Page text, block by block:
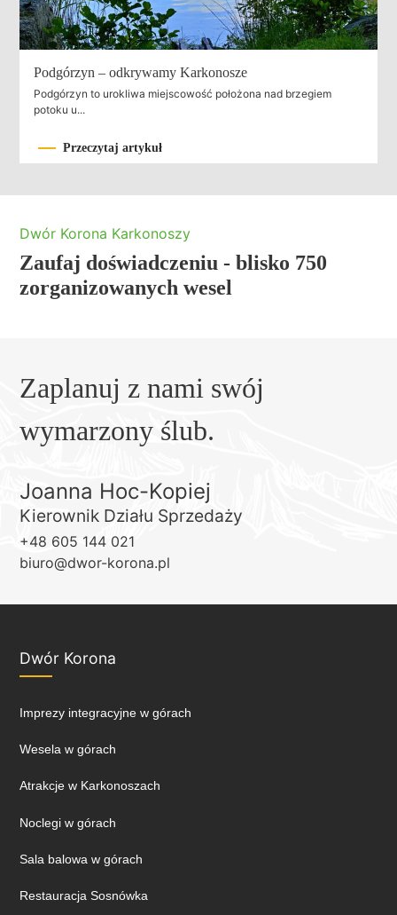
Podgórzyn – odkrywamy Karkonosze
Podgórzyn to urokliwa miejscowość położona nad brzegiem
potoku u...
Przeczytaj artykuł
Dwór Korona Karkonoszy
Zaufaj doświadczeniu - blisko 750
zorganizowanych wesel
Zaplanuj z nami swój
wymarzony ślub.
Joanna Hoc-Kopiej
Kierownik Działu Sprzedaży
+48 605 144 021
biuro@dwor-korona.pl
Dwór Korona
Imprezy integracyjne w górach
Wesela w górach
Atrakcje w Karkonoszach
Noclegi w górach
Sala balowa w górach
Restauracja Sosnówka